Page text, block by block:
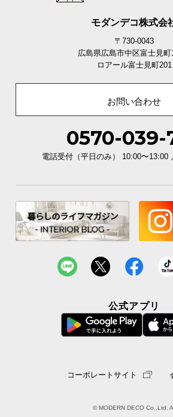
モダンデコ株式会
〒730-0043
広島県広島市中区富士見町
ロアール富士見町201
お問い合わせ
0570-039-
電話受付（平日のみ） 10:00〜13:00
公式アプリ
コーポレートサイト
© MODERN DECO Co.,Ltd.